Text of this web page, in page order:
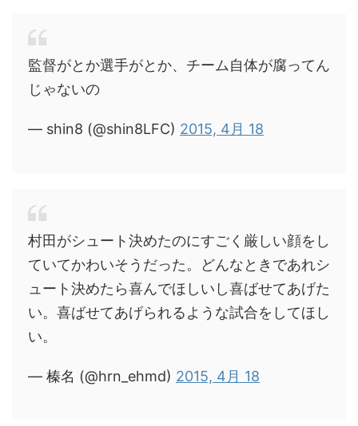
監督がとか選手がとか、チーム自体が腐ってん
じゃないの
— shin8 (@shin8LFC) 2015, 4月 18
村田がシュート決めたのにすごく厳しい顔をし
ていてかわいそうだった。どんなときであれシ
ュート決めたら喜んでほしいし喜ばせてあげた
い。喜ばせてあげられるような試合をしてほし
い。
— 榛名 (@hrn_ehmd) 2015, 4月 18